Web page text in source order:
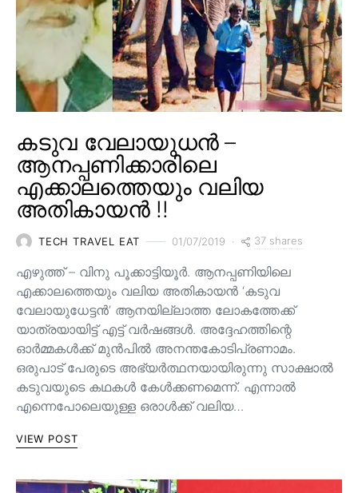
കടുവ വേലായുധൻ –
ആനപ്പണിക്കാരിലെ
എക്കാലത്തെയും വലിയ
അതികായൻ !!
TECH TRAVEL EAT 01/07/2019 37 shares
എഴുത്ത് – വിനു പൂക്കാട്ടിയൂർ. ആനപ്പണിയിലെ
എക്കാലത്തെയും വലിയ അതികായൻ ‘കടുവ
വേലായുധേട്ടൻ’ ആനയില്ലാത്ത ലോകത്തേക്ക്
യാത്രയായിട്ട് എട്ട് വർഷങ്ങൾ. അദ്ദേഹത്തിന്റെ
ഓർമ്മകൾക്ക് മുൻപിൽ അനന്തകോടിപ്രണാമം.
ഒരുപാട് പേരുടെ അഭ്യർത്ഥനയായിരുന്നു സാക്ഷാൽ
കടുവയുടെ കഥകൾ കേൾക്കണമെന്ന്. എന്നാൽ
എന്നെപോലെയുള്ള ഒരാൾക്ക് വലിയ…
VIEW POST